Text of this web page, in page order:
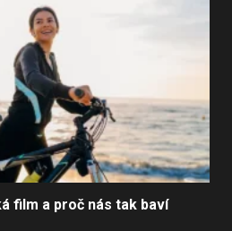
film a proč nás tak baví